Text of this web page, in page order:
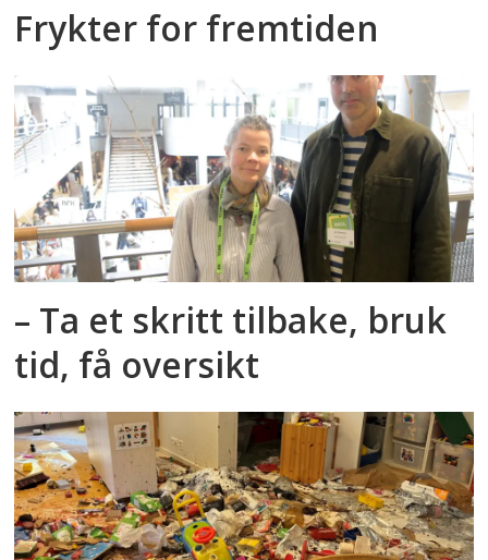
Frykter for fremtiden
– Ta et skritt tilbake, bruk
tid, få oversikt